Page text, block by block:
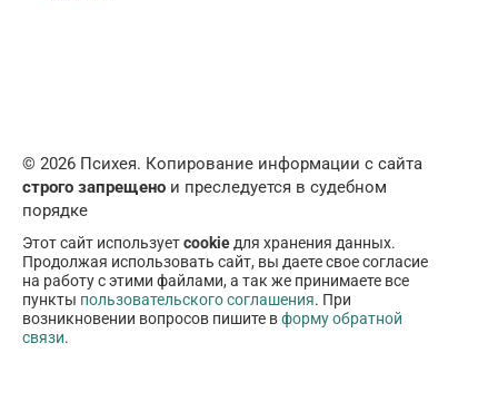
© 2026 Психея. Копирование информации с сайта
строго запрещено и преследуется в судебном
порядке
Этот сайт используетcookie для хранения данных.
Продолжая использовать сайт, вы даете свое согласие
на работу с этими файлами, а так же принимаете все
пункты пользовательского соглашения. При
возникновении вопросов пишите вформу обратной
связи.